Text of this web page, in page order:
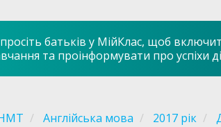
батьків у МійКлас, щоб
та проінформувати про успіхи
Англійська мова 2017 рік